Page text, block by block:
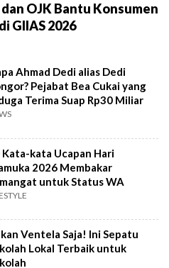
OJK Bantu Konsumen
GIIAS 2026
Ahmad Dedi alias Dedi
Pejabat Bea Cukai yang
Terima Suap Rp30 Miliar
Kata-kata Ucapan Hari
2026 Membakar
untuk Status WA
Ventela Saja! Ini Sepatu
Lokal Terbaik untuk